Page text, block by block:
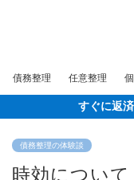
債務整理 任意整理
すぐに返
債務整理の体験談
時効について